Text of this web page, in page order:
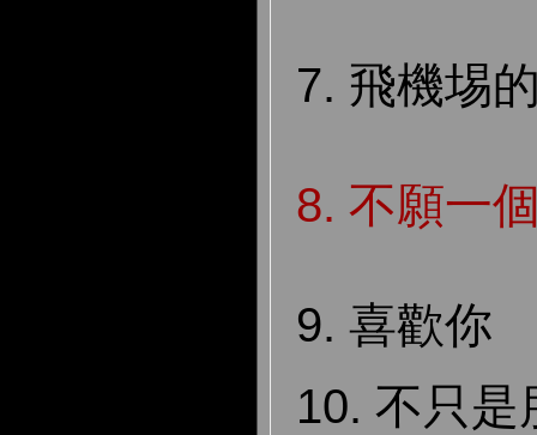
7. 飛機埸
8.不願一
9. 喜歡你
10. 不只是